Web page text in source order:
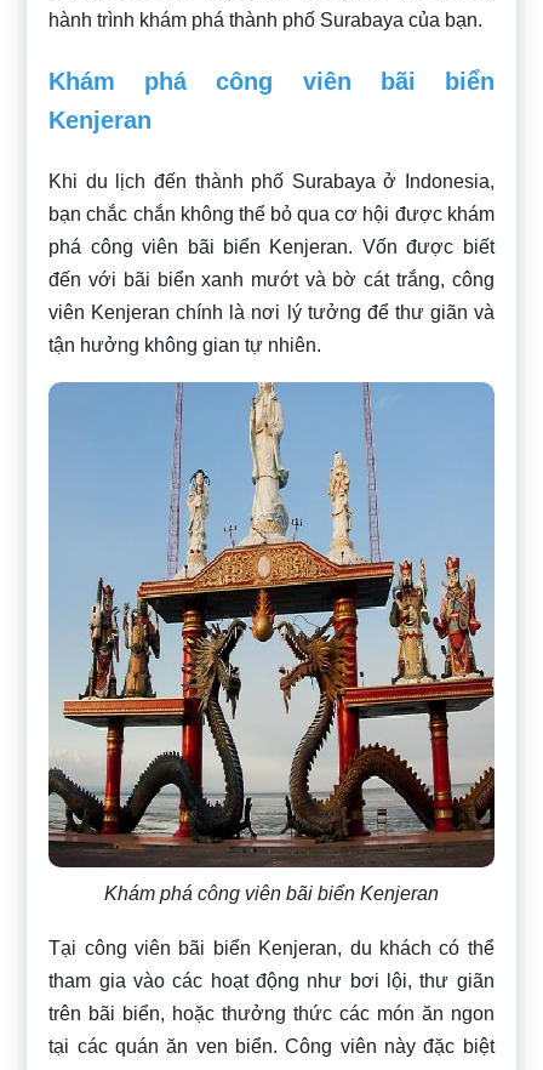
hành trình khám phá thành phố Surabaya của bạn.
Khám phá công viên bãi biển
Kenjeran
Khi du lịch đến thành phố Surabaya ở Indonesia,
bạn chắc chắn không thể bỏ qua cơ hội được khám
phá công viên bãi biển Kenjeran. Vốn được biết
đến với bãi biển xanh mướt và bờ cát trắng, công
viên Kenjeran chính là nơi lý tưởng để thư giãn và
tận hưởng không gian tự nhiên.
Khám phá công viên bãi biển Kenjeran
Tại công viên bãi biển Kenjeran, du khách có thể
tham gia vào các hoạt động như bơi lội, thư giãn
trên bãi biển, hoặc thưởng thức các món ăn ngon
tại các quán ăn ven biển. Công viên này đặc biệt